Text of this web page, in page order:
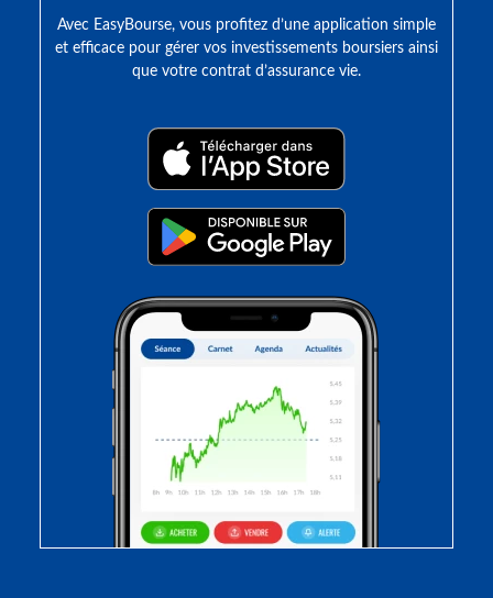
Avec EasyBourse, vous profitez d’une application simple
et efficace pour gérer vos investissements boursiers ainsi
que votre contrat d’assurance vie.